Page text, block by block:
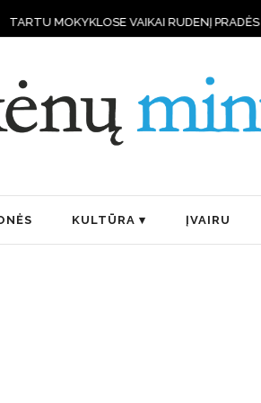
VAIKAI RUDENĮ PRADĖS MOKYTIS
KULTŪRA ĮVAIRU